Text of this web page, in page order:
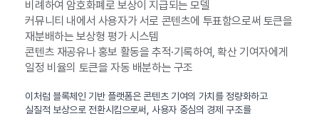
비례하여 암호화폐로 보상이 지급되는 모델
커뮤니티 내에서 사용자가 서로 콘텐츠에 투표함으로써 토큰을
재분배하는 보상형 평가 시스템
콘텐츠 재공유나 홍보 활동을 추적·기록하여, 확산 기여자에게
일정 비율의 토큰을 자동 배분하는 구조
이처럼 블록체인 기반 플랫폼은 콘텐츠 기여의 가치를 정량화하고
실질적 보상으로 전환시킴으로써, 사용자 중심의 경제 구조를